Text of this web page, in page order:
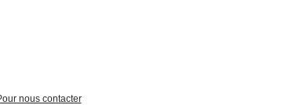
nous contacter